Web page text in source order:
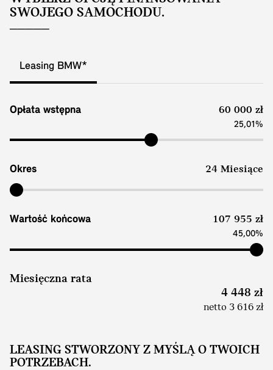
SWOJEGO SAMOCHODU.
Leasing BMW*
Opłata wstępna 60 000 zł
25,01%
Okres 24 Miesiące
Wartość końcowa 107 955 zł
45,00%
Miesięczna rata
4 448 zł
netto 3 616 zł
LEASING STWORZONY Z MYŚLĄ O TWOICH
POTRZEBACH.